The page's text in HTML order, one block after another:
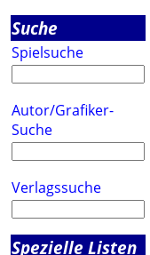
Suche
Spielsuche
Autor/Grafiker-
Suche
Verlagssuche
Spezielle Listen